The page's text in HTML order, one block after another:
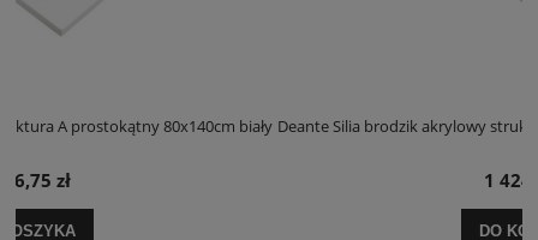
biały Deante Silia brodzik akrylowy struktura A prostokątny 100x120cm